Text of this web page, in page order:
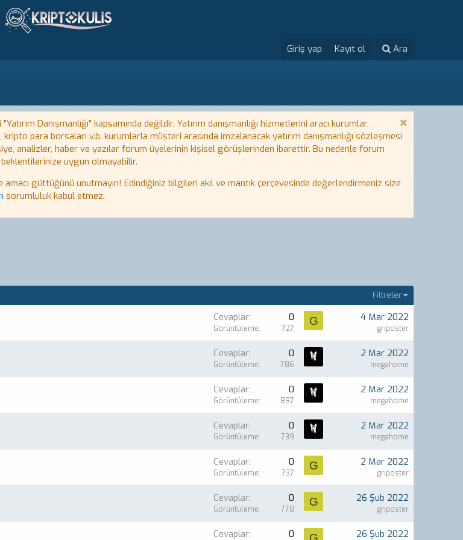
Giriş yap Kayıt ol Ara
Danışmanlığı" kapsamında değildir. Yatırım danışmanlığı hizmetlerini aracı kurumlar,
para borsaları v.b. kurumlarla müşteri arasında imzalanacak yatırım danışmanlığı sözleşmesi
analizler, haber ve yazılar forum üyelerinin kişisel görüşlerinden ibarettir. Bu nedenle forum
beklentilerinize uygun olmayabilir.
güttüğünü unutmayın! Edindiğiniz bilgileri akıl ve mantık çerçevesinde değerlendirmeniz size
sorumluluk kabul etmez.
Filtreler
Cevaplar 0
Görüntüleme 727
G 4 Mar 2022
griposter
Cevaplar 0
Görüntüleme 786
2 Mar 2022
megahome
Cevaplar 0
Görüntüleme 897
2 Mar 2022
megahome
Cevaplar 0
Görüntüleme 739
2 Mar 2022
megahome
Cevaplar 0
Görüntüleme 737
G 2 Mar 2022
griposter
Cevaplar 0
Görüntüleme 778
G 26 Şub 2022
griposter
Cevaplar 0 26 Şub 2022